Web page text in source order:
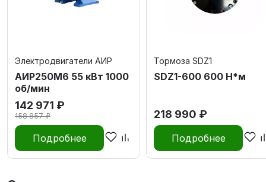
Электродвигатели АИР
АИР250М6 55 кВт 1000
об/мин
142 971 ₽
158 857 ₽
Подробнее
Тормоза SDZ1
SDZ1-600 600 Н*м
218 990 ₽
Подробнее